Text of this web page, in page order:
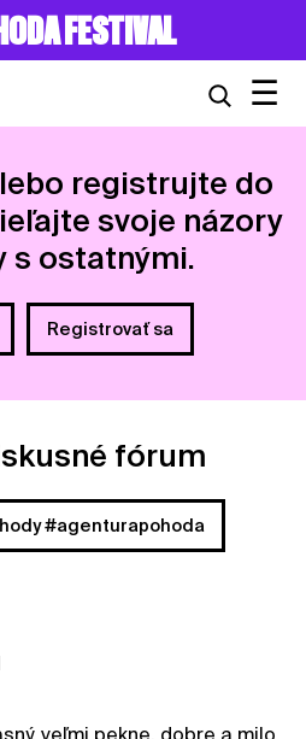
– 10.7.2027
☰
registrujte do
svoje názory
s ostatnými.
Registrovať sa
fórum
#agenturapohoda